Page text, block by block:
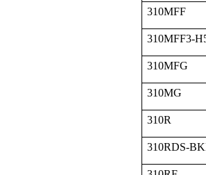
310MFF
310MFF3-
310MFG
310MG
310R
310RDS-